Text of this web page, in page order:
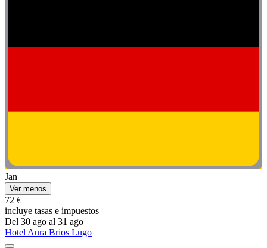
Jan
Ver menos
72 €
incluye tasas e impuestos
Del 30 ago al 31 ago
Hotel Aura Brios Lugo